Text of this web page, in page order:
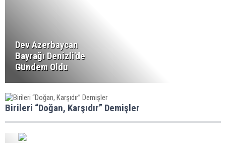
Dev Azerbaycan
Bayrağı Denizli'de
Gündem Oldu
Birileri “Doğan, Karşıdır” Demişler